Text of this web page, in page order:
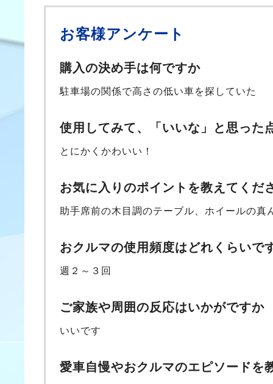
お客様アンケート
購入の決め手は何ですか
駐車場の関係で高さの低い車を探していた
使用してみて、「いいな」と思った
とにかくかわいい！
お気に入りのポイントを教えてくだ
助手席前の木目調のテーブル、ホイールの真
おクルマの使用頻度はどれくらいで
週２～３回
ご家族や周囲の反応はいかがですか
いいです
愛車自慢やおクルマのエピソードを